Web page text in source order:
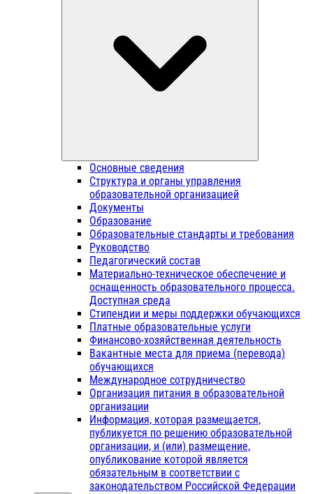
Основные сведения
Структура и органы управления
образовательной организацией
Документы
Образование
Образовательные стандарты и требования
Руководство
Педагогический состав
Материально-техническое обеспечение и
оснащенность образовательного процесса.
Доступная среда
Стипендии и меры поддержки обучающихся
Платные образовательные услуги
Финансово-хозяйственная деятельность
Вакантные места для приема (перевода)
обучающихся
Международное сотрудничество
Организация питания в образовательной
организации
Информация, которая размещается,
публикуется по решению образовательной
организации, и (или) размещение,
опубликование которой является
обязательным в соответствии с
законодательством Российской Федерации